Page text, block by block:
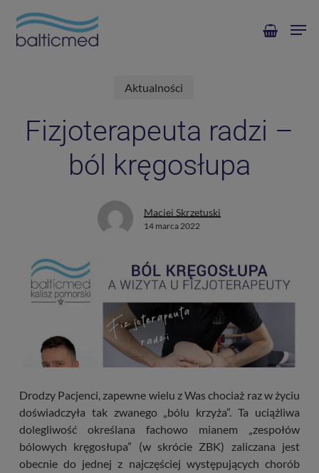
main
Aktualności
Fizjoterapeuta radzi –
ból kręgosłupa
Maciej Skrzetuski
14 marca 2022
Drodzy Pacjenci, zapewne wielu z Was chociaż raz w życiu
doświadczyła tak zwanego „bólu krzyża”. Ta uciążliwa
dolegliwość określana fachowo mianem „zespołów
bólowych kręgosłupa” (w skrócie ZBK) zaliczana jest
obecnie do jednej z najczęściej występujących chorób